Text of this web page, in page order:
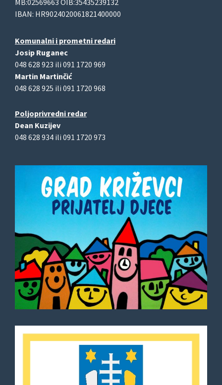
IBAN: HR9024020061821400000
Komunalni i prometni redari
Josip Ruganec
048 628 923 ili 091 1720 969
Martin Martinčić
048 628 925 ili 091 1720 968
Poljoprivredni redar
Dean Kuzijev
048 628 934 ili 091 1720 973